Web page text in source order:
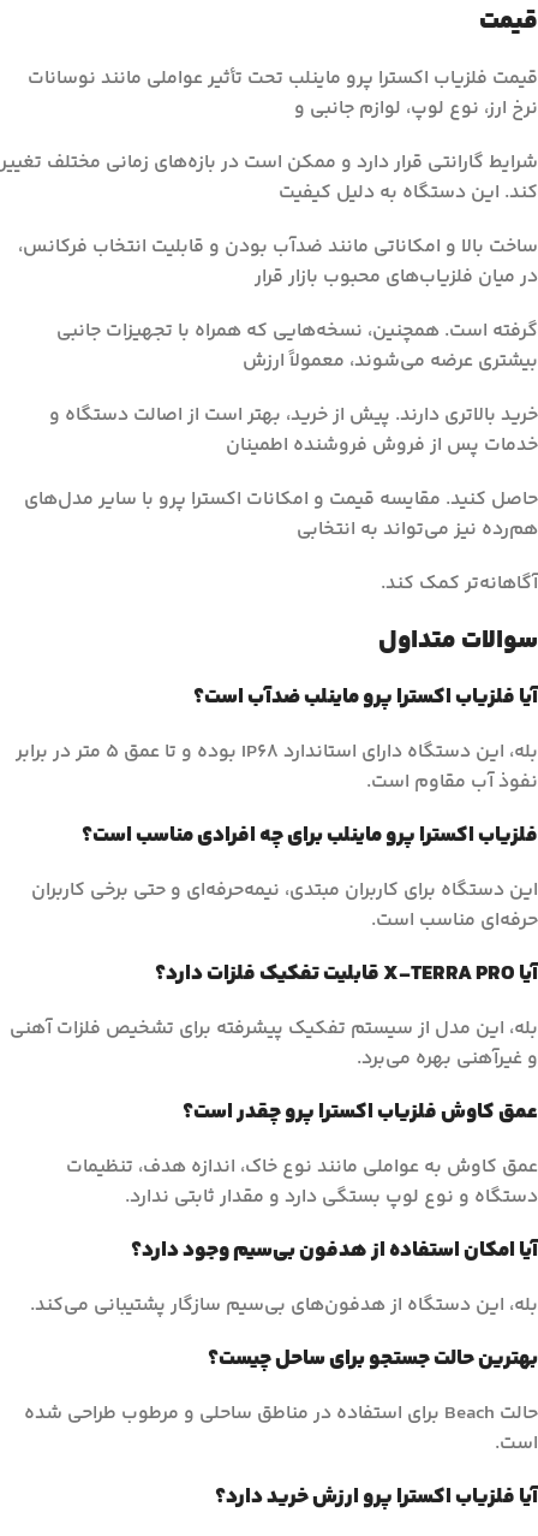
قیمت
قیمت فلزیاب اکسترا پرو ماینلب تحت تأثیر عواملی مانند نوسانات
نرخ ارز، نوع لوپ، لوازم جانبی و
شرایط گارانتی قرار دارد و ممکن است در بازه‌های زمانی مختلف تغییر
کند. این دستگاه به دلیل کیفیت
ساخت بالا و امکاناتی مانند ضدآب بودن و قابلیت انتخاب فرکانس،
در میان فلزیاب‌های محبوب بازار قرار
گرفته است. همچنین، نسخه‌هایی که همراه با تجهیزات جانبی
بیشتری عرضه می‌شوند، معمولاً ارزش
خرید بالاتری دارند. پیش از خرید، بهتر است از اصالت دستگاه و
خدمات پس از فروش فروشنده اطمینان
حاصل کنید. مقایسه قیمت و امکانات اکسترا پرو با سایر مدل‌های
هم‌رده نیز می‌تواند به انتخابی
آگاهانه‌تر کمک کند.
سوالات متداول
آیا فلزیاب اکسترا پرو ماینلب ضدآب است؟
بله، این دستگاه دارای استاندارد IP68 بوده و تا عمق ۵ متر در برابر
نفوذ آب مقاوم است.
فلزیاب اکسترا پرو ماینلب برای چه افرادی مناسب است؟
این دستگاه برای کاربران مبتدی، نیمه‌حرفه‌ای و حتی برخی کاربران
حرفه‌ای مناسب است.
آیا X-TERRA PRO قابلیت تفکیک فلزات دارد؟
بله، این مدل از سیستم تفکیک پیشرفته برای تشخیص فلزات آهنی
و غیرآهنی بهره می‌برد.
عمق کاوش فلزیاب اکسترا پرو چقدر است؟
عمق کاوش به عواملی مانند نوع خاک، اندازه هدف، تنظیمات
دستگاه و نوع لوپ بستگی دارد و مقدار ثابتی ندارد.
آیا امکان استفاده از هدفون بی‌سیم وجود دارد؟
بله، این دستگاه از هدفون‌های بی‌سیم سازگار پشتیبانی می‌کند.
بهترین حالت جستجو برای ساحل چیست؟
حالت Beach برای استفاده در مناطق ساحلی و مرطوب طراحی شده
است.
آیا فلزیاب اکسترا پرو ارزش خرید دارد؟